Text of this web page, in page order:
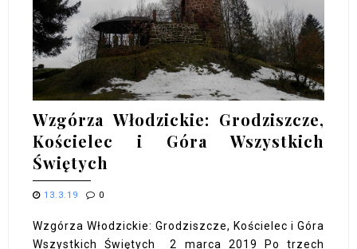
Wzgórza Włodzickie: Grodziszcze,
Kościelec i Góra Wszystkich
Świętych
13.3.19 0
Wzgórza Włodzickie: Grodziszcze, Kościelec i Góra
Wszystkich Świętych 2 marca 2019 Po trzech